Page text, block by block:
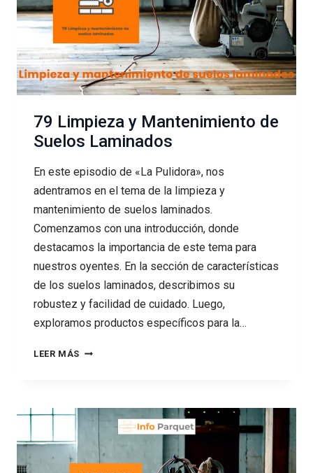
79 Limpieza y Mantenimiento de
Suelos Laminados
En este episodio de «La Pulidora», nos
adentramos en el tema de la limpieza y
mantenimiento de suelos laminados.
Comenzamos con una introducción, donde
destacamos la importancia de este tema para
nuestros oyentes. En la sección de características
de los suelos laminados, describimos su
robustez y facilidad de cuidado. Luego,
exploramos productos específicos para la…
LEER MÁS 79
MANTENIMIENTO
LAMINADOS